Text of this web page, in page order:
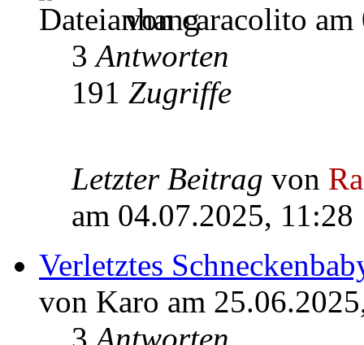
von caracolito am
3Antworten
191 Zugriffe
Letzter Beitrag von
am 04.07.2025, 11:28
Verletztes
von Karo am
3Antworten